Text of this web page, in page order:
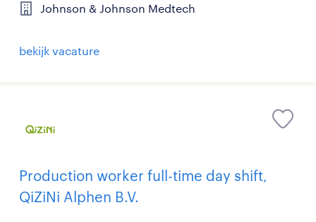
Johnson & Johnson Medtech
bekijk vacature
Production worker full-time day shift,
QiZiNi Alphen B.V.